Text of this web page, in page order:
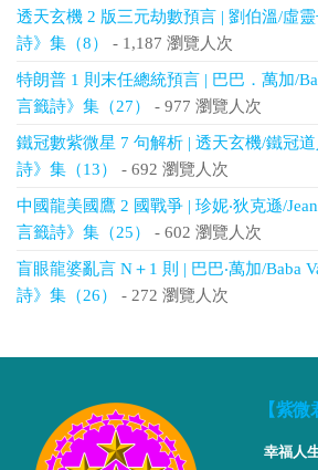
透天玄機 2 版三元劫數預言 | 劉伯溫/虛
詩》集（8）
- 1,187 瀏覽人次
特朗普 1 則末任總統預言 | 巴巴．萬加/
言籤詩》集（27）
- 977 瀏覽人次
鐵冠數紫微星 7 句解析 | 透天玄機/鐵冠
詩》集（13）
- 692 瀏覽人次
中國龍美國鷹 2 國戰爭 | 珍妮‧狄克遜/
言籤詩》集（25）
- 602 瀏覽人次
盲眼龍婆亂言 N＋1 則 | 巴巴‧萬加/Baba
詩》集（26）
- 272 瀏覽人次
【紫微
幸福人